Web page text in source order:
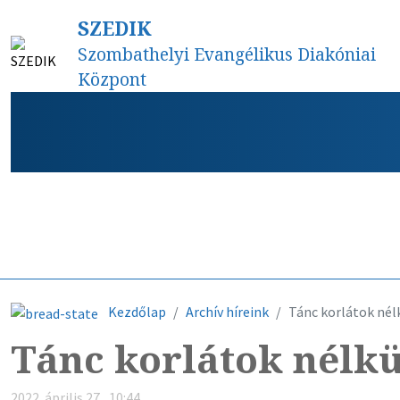
SZEDIK
Szombathelyi Evangélikus Diakóniai
Központ
Kezdőlap Archív híreink Tánc korlátok
Tánc korlátok